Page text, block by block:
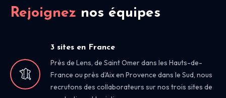
Rejoignez nos équipes
3 sites en France
Près de Lens, de Saint Omer dans les Hauts-de-
France ou près d’Aix en Provence dans le Sud, nous
recrutons des collaborateurs sur nos trois sites de